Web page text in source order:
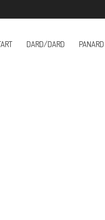
DARD/DARD PANARD